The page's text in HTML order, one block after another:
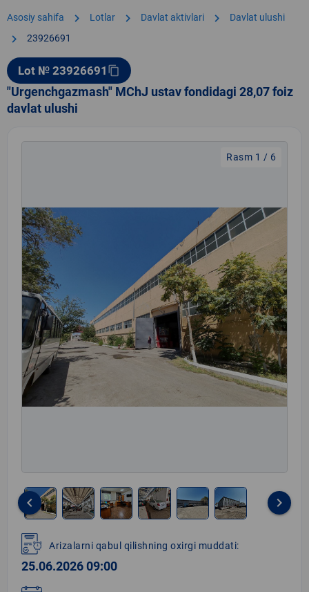
Asosiy sahifa chevron_right Lotlar chevron_right Davlat aktivlari chevron_right Davlat ulushi
chevron_right 23926691
Lot № 23926691 content_copy
"Urgenchgazmash" MChJ ustav fondidagi 28,07 foiz
davlat ulushi
Rasm 1 / 6
1
of
6
keyboard_arrow_left keyboard_arrow_right
Arizalarni qabul qilishning oxirgi muddati:
25.06.2026 09:00